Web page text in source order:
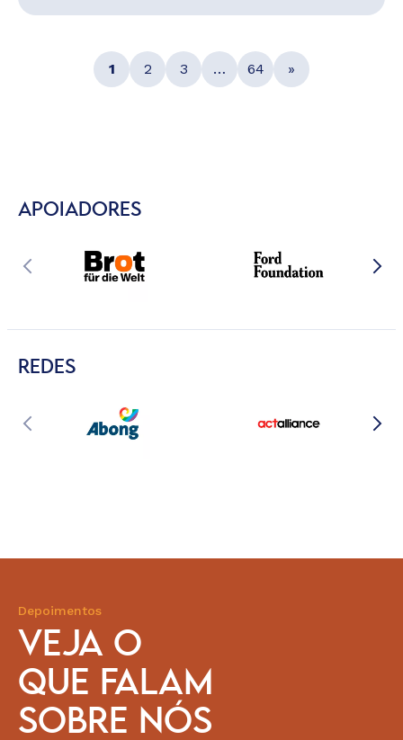
1 2 3 … 64 »
APOIADORES
REDES
Depoimentos
VEJA O
QUE FALAM
SOBRE NÓS